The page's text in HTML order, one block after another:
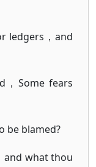
ledgers，and
，Some fears
be blamed?
and what thou